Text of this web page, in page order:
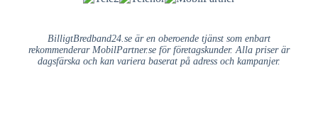
BilligtBredband24.se är en oberoende tjänst som enbart
rekommenderar MobilPartner.se för företagskunder. Alla priser är
dagsfärska och kan variera baserat på adress och kampanjer.